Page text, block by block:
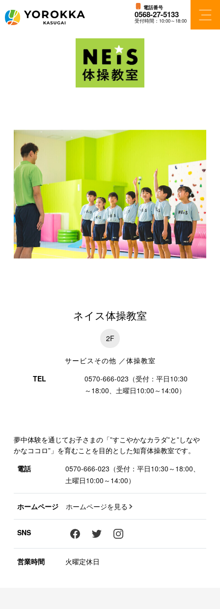
電話番号
0568-27-5133
受付時間：10:00～18:00
ネイス体操教室
2F
サービスその他 ／体操教室
TEL
0570-666-023（受付：平日10:30
～18:00、土曜日10:00～14:00）
夢中体験を通じてお子さまの「”すこやかなカラダ”と”しなや
かなココロ”」を育むことを目的とした知育体操教室です。
電話
0570-666-023（受付：平日10:30～18:00、
土曜日10:00～14:00）
ホームページ ホームページを見る
SNS
営業時間 火曜定休日
フロアガイド
ショップ検索
アクセス・パーキング
ニュース＆イベント
特集一覧